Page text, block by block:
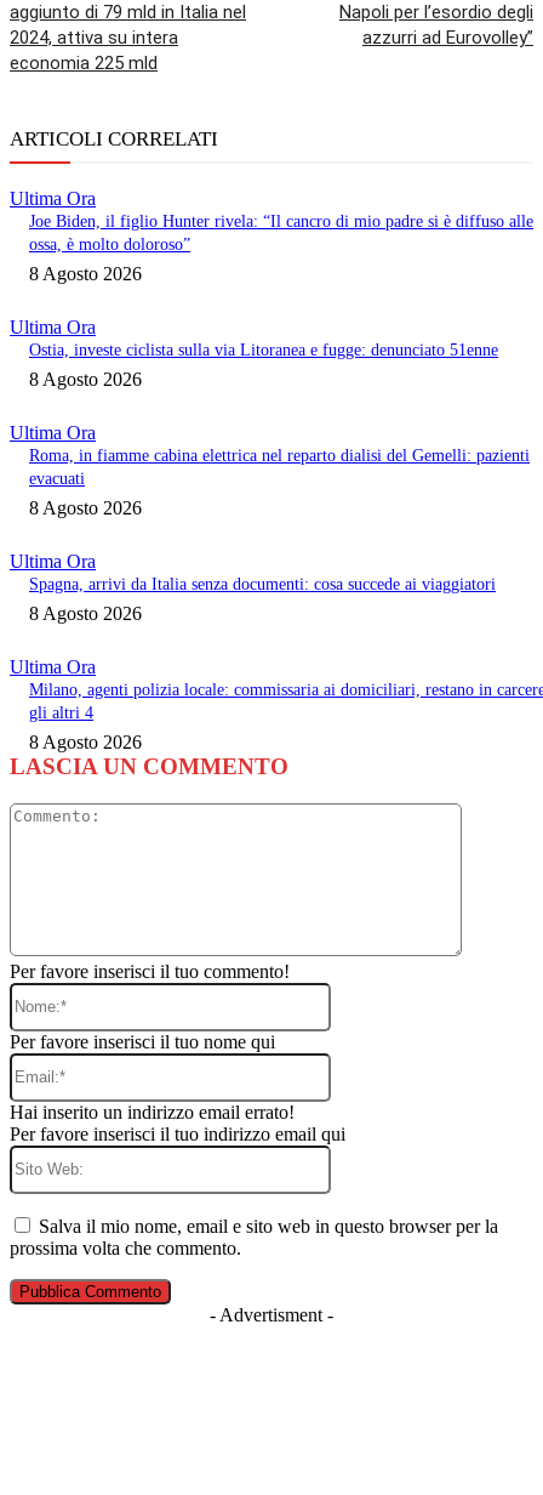
aggiunto di 79 mld in Italia nel
2024, attiva su intera
economia 225 mld
Napoli per l’esordio degli
azzurri ad Eurovolley”
ARTICOLI CORRELATI
Ultima Ora
Joe Biden, il figlio Hunter rivela: “Il cancro di mio padre si è diffuso alle
ossa, è molto doloroso”
8 Agosto 2026
Ultima Ora
Ostia, investe ciclista sulla via Litoranea e fugge: denunciato 51enne
8 Agosto 2026
Ultima Ora
Roma, in fiamme cabina elettrica nel reparto dialisi del Gemelli: pazienti
evacuati
8 Agosto 2026
Ultima Ora
Spagna, arrivi da Italia senza documenti: cosa succede ai viaggiatori
8 Agosto 2026
Ultima Ora
Milano, agenti polizia locale: commissaria ai domiciliari, restano in
gli altri 4
8 Agosto 2026
LASCIA UN COMMENTO
Per favore inserisci il tuo commento!
Nome:*
Per favore inserisci il tuo nome qui
Email:*
Hai inserito un indirizzo email errato!
Per favore inserisci il tuo indirizzo email qui
Sito
Salva il mio nome, email e sito web in questo browser per la
prossima volta che commento.
- Advertisment -